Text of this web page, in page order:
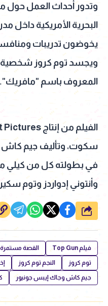
وتدور أحداث العمل حول
البحرية الأمريكية
يخوضون تدريبات
ويجسد توم كروز شخصية
المعروف باسم "مافريك".
سكوت، وتأليف جيم كاش
في بطولته كل من كيلي
وأنتوني إدواردز وتوم
شارك
فيلم Top Gun القصة مستمرة
توم كروز النجم توم كروز
جيم كاش وجاك إيبس جونيور